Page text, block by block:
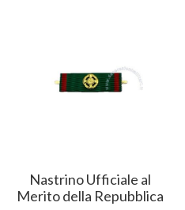
Nastrino Ufficiale al
Merito della Repubblica